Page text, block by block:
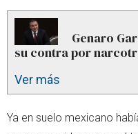
Genaro
su contra por
Ver más
Ya en suelo mexicano